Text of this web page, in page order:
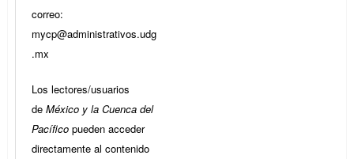
correo:
mycp@administrativos.udg
.mx
Los lectores/usuarios
de México y la Cuenca del
Pacífico pueden acceder
directamente al contenido